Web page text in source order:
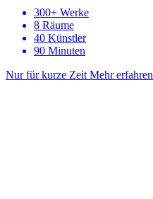
300+ Werke
8 Räume
40 Künstler
90 Minuten
Nur für kurze Zeit Mehr erfahren